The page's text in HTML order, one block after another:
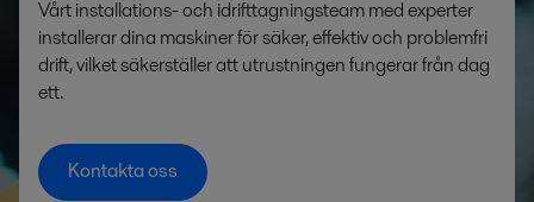
Vårt installations- och idrifttagningsteam med experter
installerar dina maskiner för säker, effektiv och problemfri
drift, vilket säkerställer att utrustningen fungerar från dag
ett.
Kontakta oss